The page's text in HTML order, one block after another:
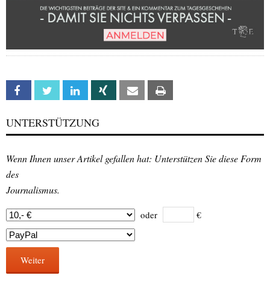
Facebook Twitter Linkedin Xing Email
UNTERSTÜTZUNG
Wenn Ihnen unser Artikel gefallen hat: Unterstützen Sie diese Form
des
Journalismus.
oder €
Weiter